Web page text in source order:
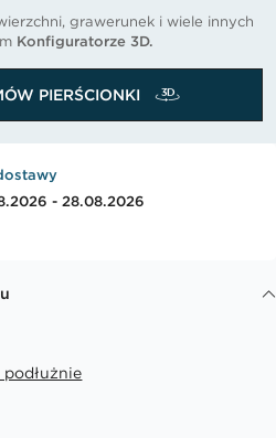
grawerunek i wiele innych
Konfiguratorze 3D.
PIERŚCIONKI
- 28.08.2026